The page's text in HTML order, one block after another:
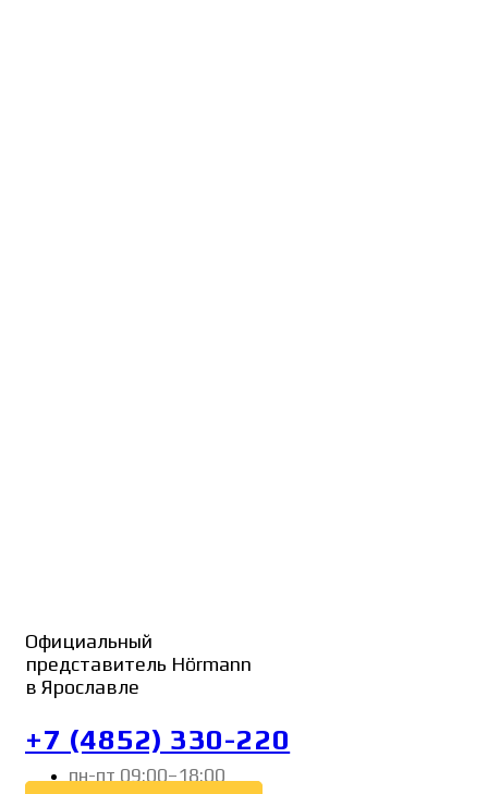
Официальный
представитель Hörmann
в Ярославле
+7 (4852) 330-220
пн-пт 09:00–18:00